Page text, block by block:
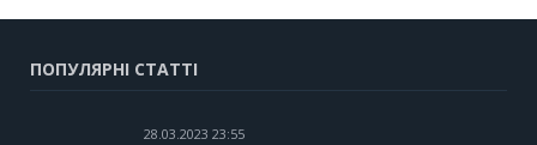
ПОПУЛЯРНІ СТАТТІ
28.03.2023 23:55